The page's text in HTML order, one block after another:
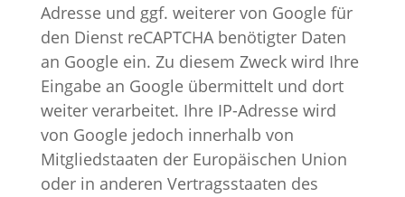
Adresse und ggf. weiterer von Google für
den Dienst reCAPTCHA benötigter Daten
an Google ein. Zu diesem Zweck wird Ihre
Eingabe an Google übermittelt und dort
weiter verarbeitet. Ihre IP-Adresse wird
von Google jedoch innerhalb von
Mitgliedstaaten der Europäischen Union
oder in anderen Vertragsstaaten des